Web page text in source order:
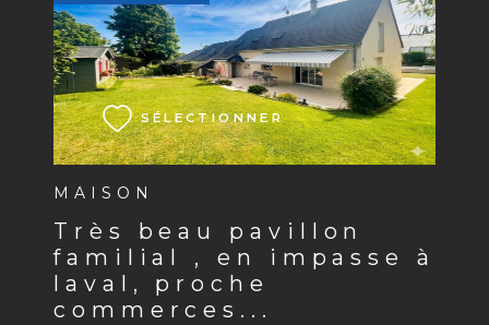
MAISON
très beau pavillon
familial , en impasse à
laval, proche
commerces...
SÉLECTIONNER
VOIR LE BIEN